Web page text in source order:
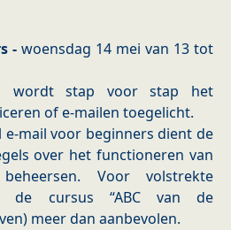
- woensdag 14 mei van 13 tot
wordt stap voor stap het
of e-mailen toegelicht.
mail voor beginners dient de
over het functioneren van
Voor volstrekte
de cursus “ABC van de
meer dan aanbevolen.